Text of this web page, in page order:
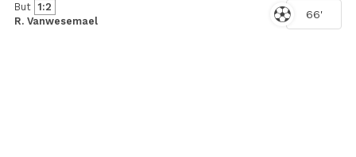
66'
But 1:2
R. Vanwesemael